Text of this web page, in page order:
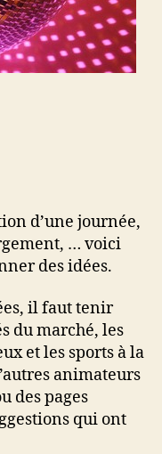
d’une journée,
… voici
des idées.
il faut tenir
du marché, les
et les sports à la
animateurs
des pages
qui ont